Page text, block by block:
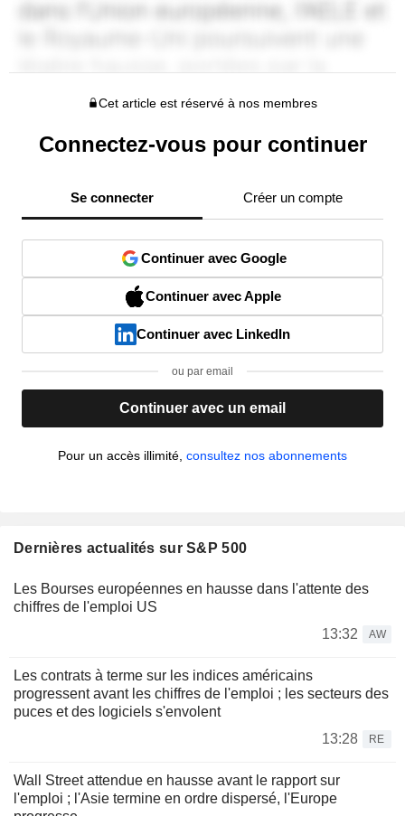
Cet article est réservé à nos membres
Connectez-vous pour continuer
Se connecter Créer un compte
Continuer avec Google
Continuer avec Apple
Continuer avec LinkedIn
ou par email
Continuer avec un email
Pour un accès illimité, consultez nos abonnements
Dernières actualités sur S&P 500
Les Bourses européennes en hausse dans l'attente des
chiffres de l'emploi US
13:32
AW
Les contrats à terme sur les indices américains
progressent avant les chiffres de l'emploi ; les secteurs des
puces et des logiciels s'envolent
13:28
RE
Wall Street attendue en hausse avant le rapport sur
l'emploi ; l'Asie termine en ordre dispersé, l'Europe